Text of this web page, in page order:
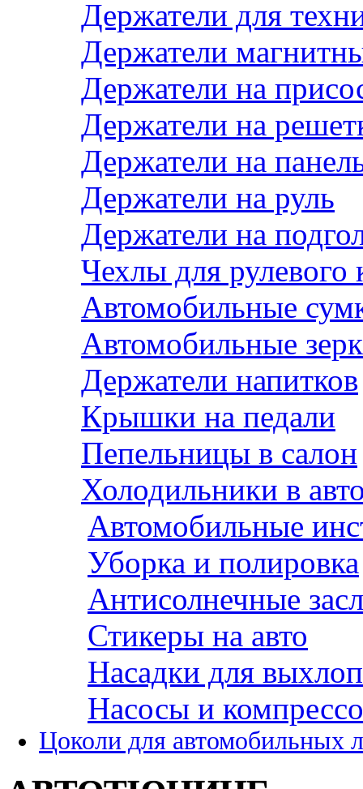
Держатели для
Держатели
Держатели на
Держатели на
Держатели на
Держатели на руль
Держатели на
Чехлы для рулевого
Автомобильные
Автомобильные
Держатели напитков
Крышки на педали
Пепельницы в салон
Холодильники в
Автомобильные
Уборка и полировка
Антисолнечные
Стикеры на авто
Насадки для
Насосы и
Цоколи для автомобильных